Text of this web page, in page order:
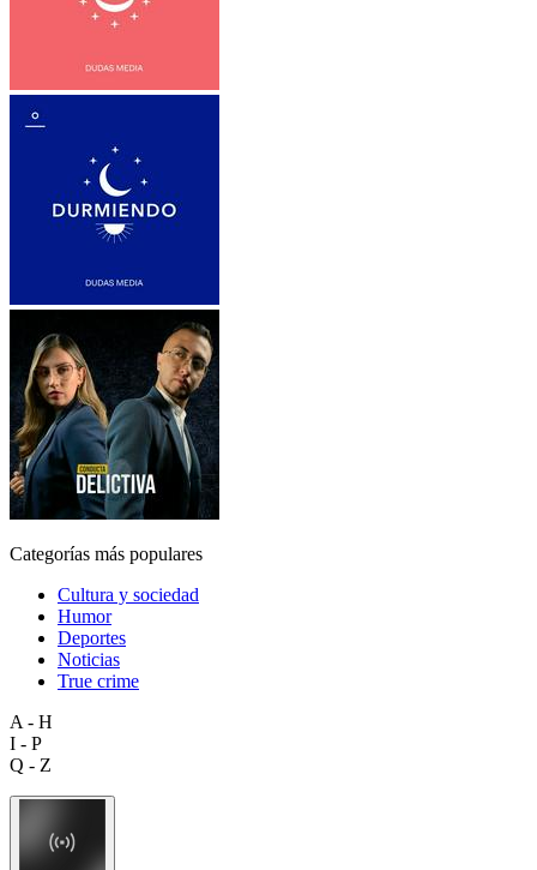
Categorías más populares
Cultura y sociedad
Humor
Deportes
Noticias
True crime
A - H
I - P
Q - Z